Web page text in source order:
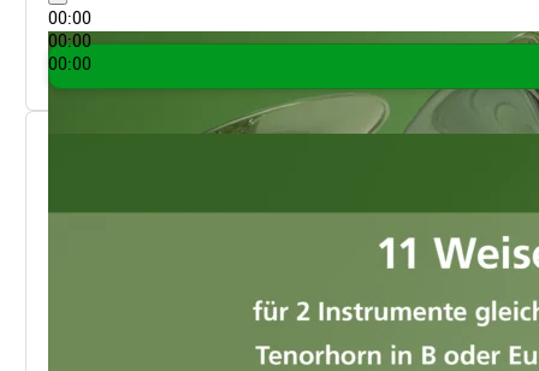
00:00
00:00
00:00